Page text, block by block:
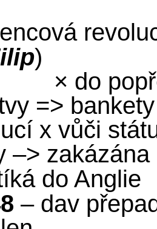
)
× do
=>
x vůči
–> zakázána
do Anglie
– dav